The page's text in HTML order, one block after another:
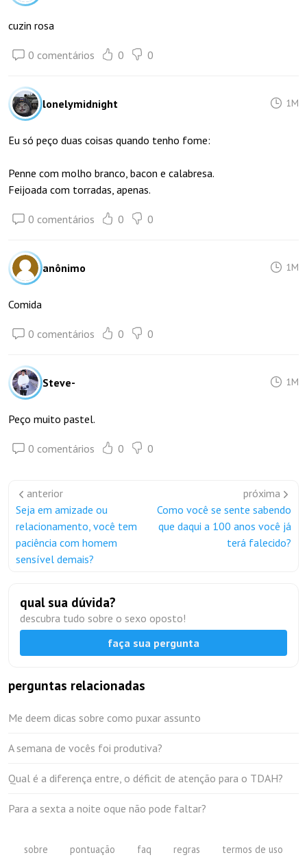
cuzin rosa
0 comentários 0 0
lonelymidnight 1M
Eu só peço duas coisas quando tenho fome:
Penne com molho branco, bacon e calabresa.
Feijoada com torradas, apenas.
0 comentários 0 0
anônimo 1M
Comida
0 comentários 0 0
Steve- 1M
Peço muito pastel.
0 comentários 0 0
anterior
Seja em amizade ou
relacionamento, você tem
paciência com homem
sensível demais?
próxima
Como você se sente sabendo
que daqui a 100 anos você já
terá falecido?
qual sua dúvida?
descubra tudo sobre o sexo oposto!
faça sua pergunta
perguntas relacionadas
Me deem dicas sobre como puxar assunto
A semana de vocês foi produtiva?
Qual é a diferença entre, o déficit de atenção para o TDAH?
Para a sexta a noite oque não pode faltar?
sobre pontuação faq regras
termos de uso